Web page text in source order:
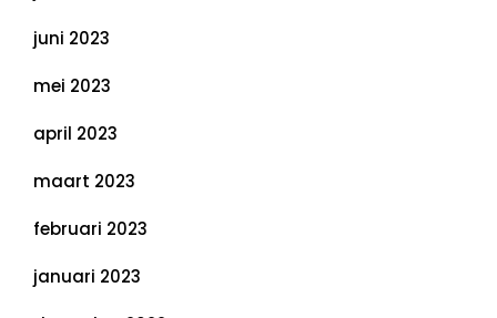
juni 2023
mei 2023
april 2023
maart 2023
februari 2023
januari 2023